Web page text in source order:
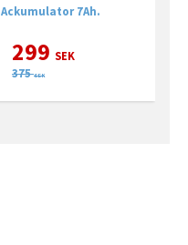
Ackumulator 7Ah.
299 SEK
375 SEK